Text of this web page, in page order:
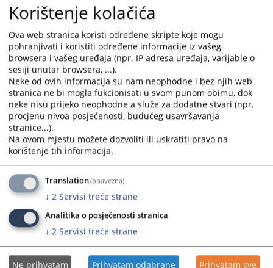
Period implementacije aktivnosti je od 11. do 22. novembra
2024. godine
01.11.2024.
Kazna zatvora zbog krivičnog djela nasilje
u porodici ili porodičnoj zajednici iz člana
190 stav 2 u vezi sa stavom 1 KZ RS
Okružni sud u Doboju potvrdio je presudu Osnovnog suda u
Doboju kojom je optuženom S. Đ. izrekao kaznu zatvora u
trajanju od 10 (deset) mjeseci zbog učinjenog krivičnog djela
nasilje u porodici ili porodičnoj zajednici iz člana 190 stav 2
u vezi sa stavom 1 Krivičnog zakonika Republike Srpske.
19.12.2023.
Oslobađajuća presuda u predmetu za
Korištenje kolačića
Ova web stranica koristi određene skripte koje mogu
pohranjivati i koristiti određene informacije iz vašeg
browsera i vašeg uređaja (npr. IP adresa uređaja, varijable o
sesiji unutar browsera, ...).
Neke od ovih informacija su nam neophodne i bez njih web
stranica ne bi mogla fukcionisati u svom punom obimu, dok
neke nisu prijeko neophodne a služe za dodatne stvari (npr.
procjenu nivoa posjećenosti, budućeg usavršavanja
stranice...).
Na ovom mjestu možete dozvoliti ili uskratiti pravo na
korištenje tih informacija.
Translation(obavezna)
↓ 2 Servisi treće strane
Analitika o posjećenosti stranica
↓ 2 Servisi treće strane
Ne prihvatam Prihvatam odabrane Prihvatam sve